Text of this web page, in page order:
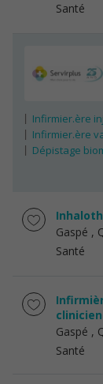
Santé
Infirmier.ère
Infirmier.ère
Dépistage
Gaspé ,
Santé
Gaspé ,
Santé